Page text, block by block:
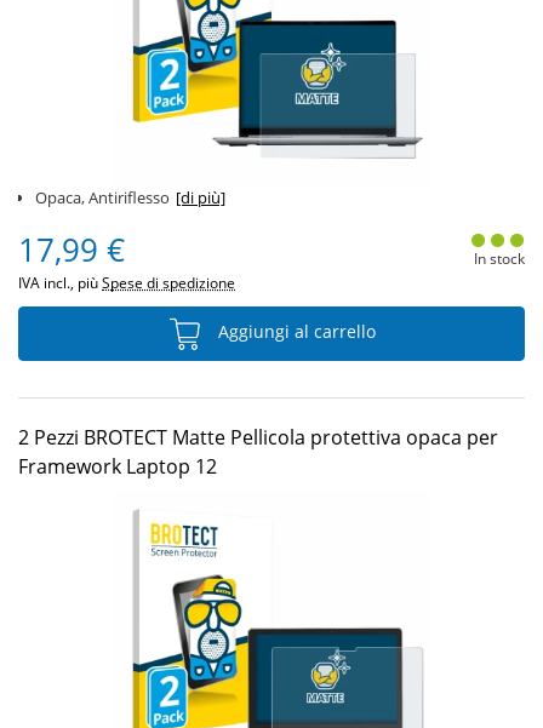
Opaca, Antiriflesso [di più]
17,99 €
IVA incl., piùSpese di spedizione
In stock
Aggiungi al carrello
2 Pezzi BROTECT Matte Pellicola protettiva opaca per
Framework Laptop 12